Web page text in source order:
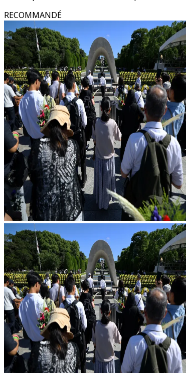
RECOMMANDÉ